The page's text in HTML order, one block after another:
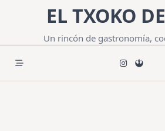
contenido
EL TXOKO
Un rincón de gastronomía,